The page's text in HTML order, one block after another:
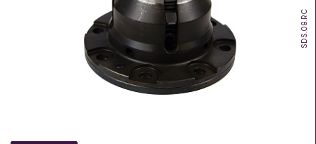
SDS.08.RC